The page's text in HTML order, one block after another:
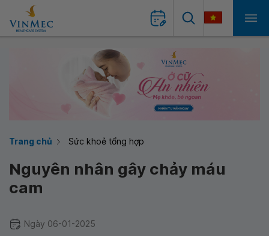
Trang chủ Sức khoẻ tổng hợp
Nguyên nhân gây chảy máu
cam
Ngày 06-01-2025